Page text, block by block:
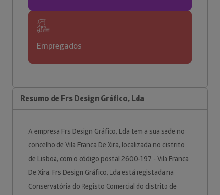
Empregados
Resumo de Frs Design Gráfico, Lda
A empresa Frs Design Gráfico, Lda tem a sua sede no
concelho de Vila Franca De Xira, localizada no distrito
de Lisboa, com o código postal 2600-197 - Vila Franca
De Xira. Frs Design Gráfico, Lda está registada na
Conservatória do Registo Comercial do distrito de